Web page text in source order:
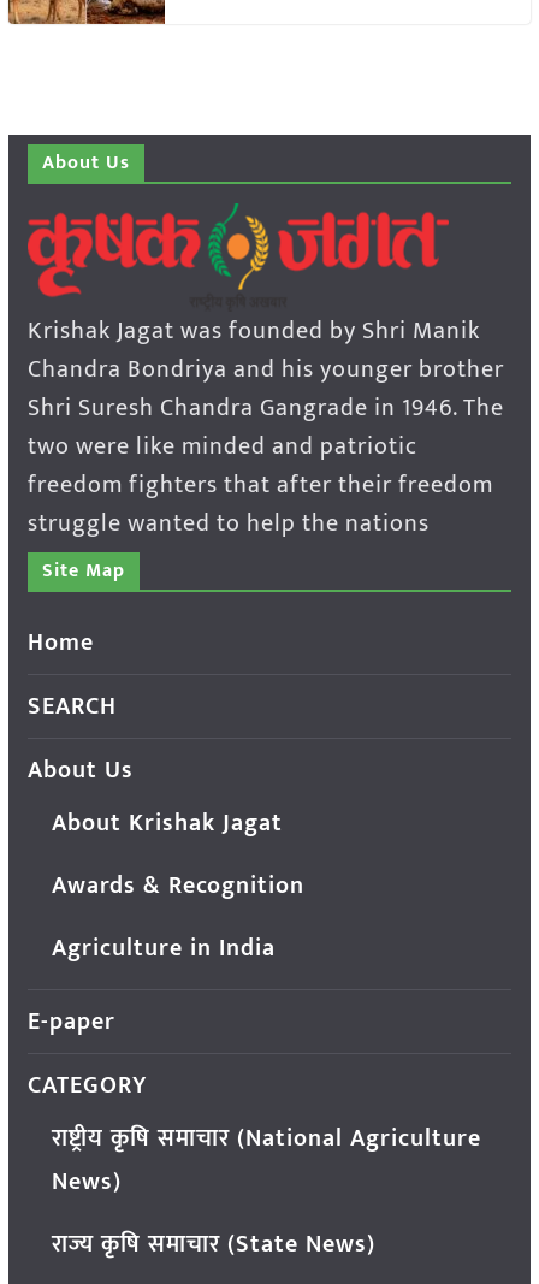
About Us
Krishak Jagat was founded by Shri Manik
Chandra Bondriya and his younger brother
Shri Suresh Chandra Gangrade in 1946. The
two were like minded and patriotic
freedom fighters that after their freedom
struggle wanted to help the nations
Site Map
Home
SEARCH
About Us
About Krishak Jagat
Awards & Recognition
Agriculture in India
E-paper
CATEGORY
राष्ट्रीय कृषि समाचार (National Agriculture
News)
राज्य कृषि समाचार (State News)